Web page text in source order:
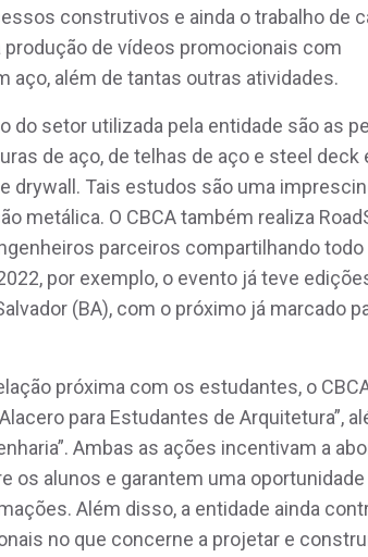
construtivos e ainda o trabalho de
de vídeos promocionais com
aço, além de tantas outras atividades.
do setor utilizada pela entidade são as
de aço, de telhas de aço e steel deck
drywall. Tais estudos são uma
metálica. O CBCA também realiza
parceiros compartilhando todo
por exemplo, o evento já teve
(BA), com o próximo já marcado
próxima com os estudantes, o
para Estudantes de Arquitetura”,
Ambas as ações incentivam a
os alunos e garantem uma oportunidade
Além disso, a entidade ainda
no que concerne a projetar e